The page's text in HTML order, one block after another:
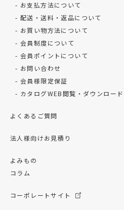
お支払方法について
配送・送料・返品について
お買い物方法について
会員制度について
会員ポイントについて
お問い合わせ
会員様限定保証
カタログWEB閲覧・ダウンロード
よくあるご質問
法人様向けお見積り
よみもの
コラム
コーポレートサイト